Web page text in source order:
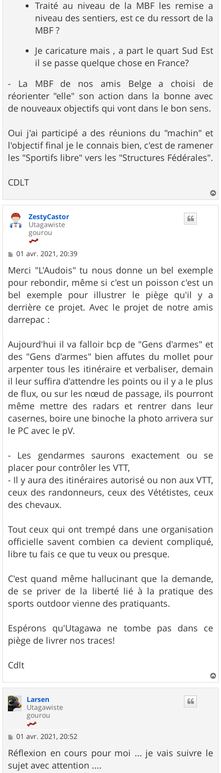
Traité au niveau de la MBF les remise a
niveau des sentiers, est ce du ressort de la
MBF ?
Je caricature mais , a part le quart Sud Est
il se passe quelque chose en France?
- La MBF de nos amis Belge a choisi de
réorienter "elle" son action dans la bonne avec
de nouveaux objectifs qui vont dans le bon sens.
Oui j'ai participé a des réunions du "machin" et
l'objectif final je le connais bien, c'est de ramener
les "Sportifs libre" vers les "Structures Fédérales".
CDLT
a
ZestyCastor
Utagawiste
gourou
M
s
s
a
g
e
01 avr. 2021, 20:39
Merci "L'Audois" tu nous donne un bel exemple
pour rebondir, même si c'est un poisson c'est un
bel exemple pour illustrer le piège qu'il y a
derrière ce projet. Avec le projet de notre amis
darrepac :
Aujourd'hui il va falloir bcp de "Gens d'armes" et
des "Gens d'armes" bien affutes du mollet pour
arpenter tous les itinéraire et verbaliser, demain
il leur suffira d'attendre les points ou il y a le plus
de flux, ou sur les nœud de passage, ils pourront
même mettre des radars et rentrer dans leur
casernes, boire une binoche la photo arrivera sur
le PC avec le pV.
- Les gendarmes saurons exactement ou se
placer pour contrôler les VTT,
- Il y aura des itinéraires autorisé ou non aux VTT,
ceux des randonneurs, ceux des Vététistes, ceux
des chevaux.
Tout ceux qui ont trempé dans une organisation
officielle savent combien ca devient compliqué,
libre tu fais ce que tu veux ou presque.
C'est quand même hallucinant que la demande,
de se priver de la liberté lié à la pratique des
sports outdoor vienne des pratiquants.
Espérons qu'Utagawa ne tombe pas dans ce
piège de livrer nos traces!
Cdlt
a
Larsen
Utagawiste
gourou
M
s
s
a
01 avr. 2021, 20:52
Réflexion en cours pour moi ... je vais suivre le
sujet avec attention ....